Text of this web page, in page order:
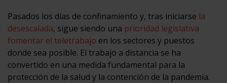
Pasados los días de confinamiento y, tras iniciarse la
desescalada, sigue siendo una prioridad legislativa
fomentar el teletrabajo en los sectores y puestos
donde sea posible. El trabajo a distancia se ha
convertido en una medida fundamental para la
protección de la salud y la contención de la pandemia.